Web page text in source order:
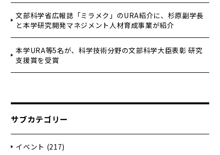
文部科学省広報誌「ミラメク」のURA紹介に、杉原副学長
と本学研究開発マネジメント人材育成事業が紹介
本学URA等5名が、科学技術分野の文部科学大臣表彰 研究
支援賞を受賞
サブカテゴリー
イベント (217)